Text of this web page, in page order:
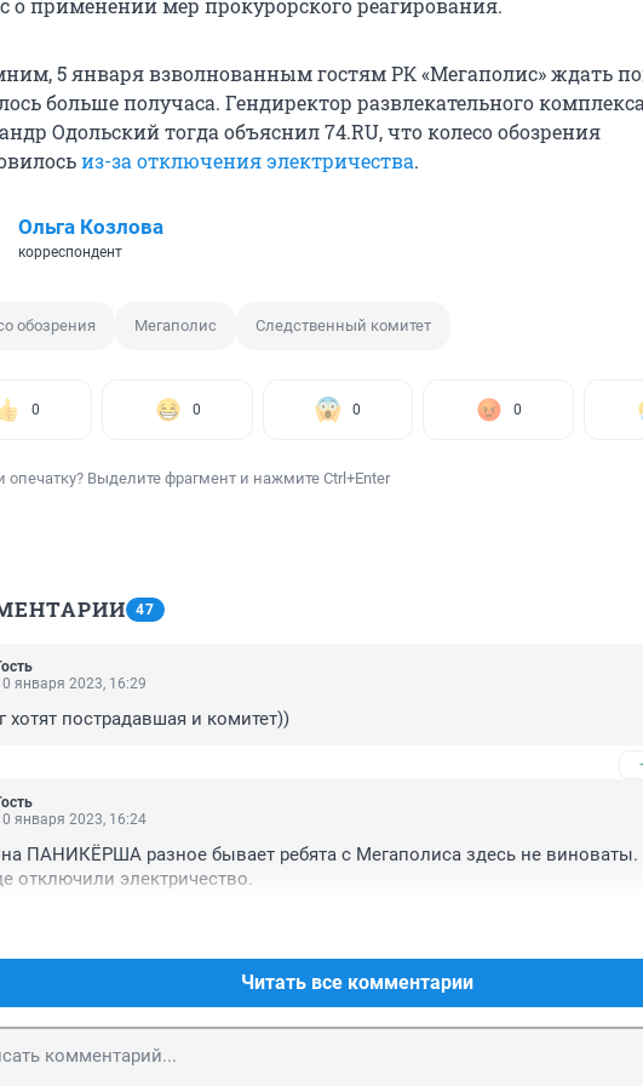
о применении мер прокурорского реагирования.
5 января взволнованным гостям РК «Мегаполис» ждать
больше получаса. Гендиректор развлекательного комплекса
Одольский тогда объяснил 74.RU, что колесо обозрения
из-за отключения электричества.
Ольга Козлова
корреспондент
обозрения Мегаполис Следственный комитет
0 0 0 0
опечатку? Выделите фрагмент и нажмите Ctrl+Enter
47
января 2023, 16:29
хотят пострадавшая и комитет))
января 2023, 16:24
ПАНИКËРША разное бывает ребята с Мегаполиса здесь не виноваты.
отключили электричество.
Читать все комментарии